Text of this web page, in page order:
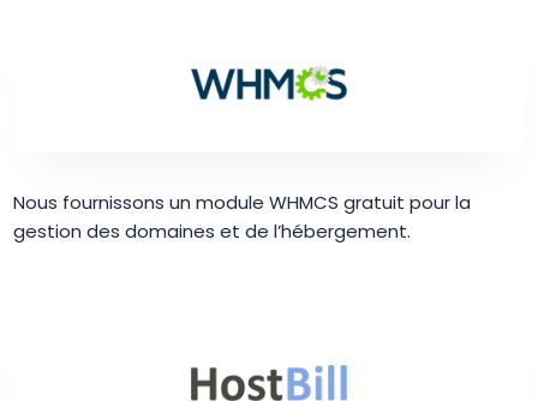
Nous fournissons un module WHMCS gratuit pour la
gestion des domaines et de l’hébergement.